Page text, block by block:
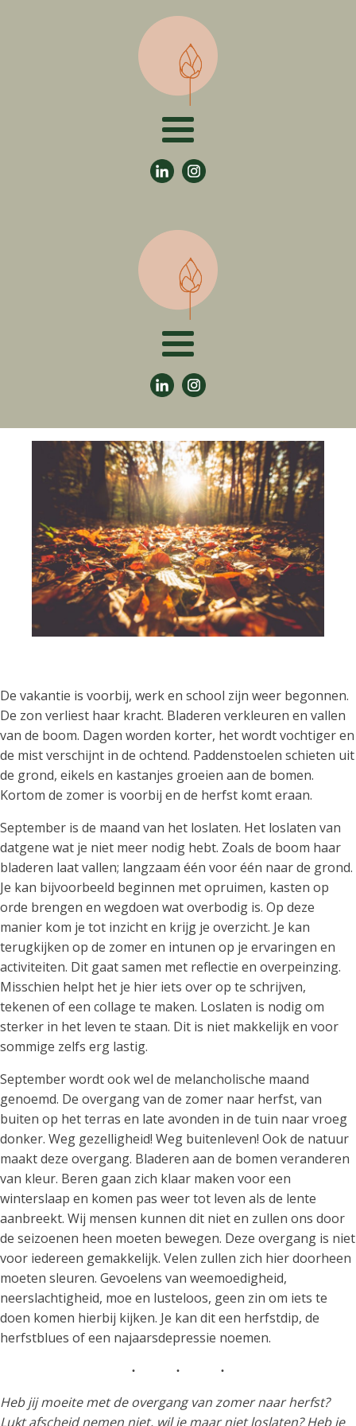
De vakantie is voorbij, werk en school zijn weer begonnen.
De zon verliest haar kracht. Bladeren verkleuren en vallen
van de boom. Dagen worden korter, het wordt vochtiger en
de mist verschijnt in de ochtend. Paddenstoelen schieten uit
de grond, eikels en kastanjes groeien aan de bomen.
Kortom de zomer is voorbij en de herfst komt eraan.
September is de maand van het loslaten. Het loslaten van
datgene wat je niet meer nodig hebt. Zoals de boom haar
bladeren laat vallen; langzaam één voor één naar de grond.
Je kan bijvoorbeeld beginnen met opruimen, kasten op
orde brengen en wegdoen wat overbodig is. Op deze
manier kom je tot inzicht en krijg je overzicht. Je kan
terugkijken op de zomer en intunen op je ervaringen en
activiteiten. Dit gaat samen met reflectie en overpeinzing.
Misschien helpt het je hier iets over op te schrijven,
tekenen of een collage te maken. Loslaten is nodig om
sterker in het leven te staan. Dit is niet makkelijk en voor
sommige zelfs erg lastig.
September wordt ook wel de melancholische maand
genoemd. De overgang van de zomer naar herfst, van
buiten op het terras en late avonden in de tuin naar vroeg
donker. Weg gezelligheid! Weg buitenleven! Ook de natuur
maakt deze overgang. Bladeren aan de bomen veranderen
van kleur. Beren gaan zich klaar maken voor een
winterslaap en komen pas weer tot leven als de lente
aanbreekt. Wij mensen kunnen dit niet en zullen ons door
de seizoenen heen moeten bewegen. Deze overgang is niet
voor iedereen gemakkelijk. Velen zullen zich hier doorheen
moeten sleuren. Gevoelens van weemoedigheid,
neerslachtigheid, moe en lusteloos, geen zin om iets te
doen komen hierbij kijken. Je kan dit een herfstdip, de
herfstblues of een najaarsdepressie noemen.
Heb jij moeite met de overgang van zomer naar herfst?
Lukt afscheid nemen niet, wil je maar niet loslaten? Heb je